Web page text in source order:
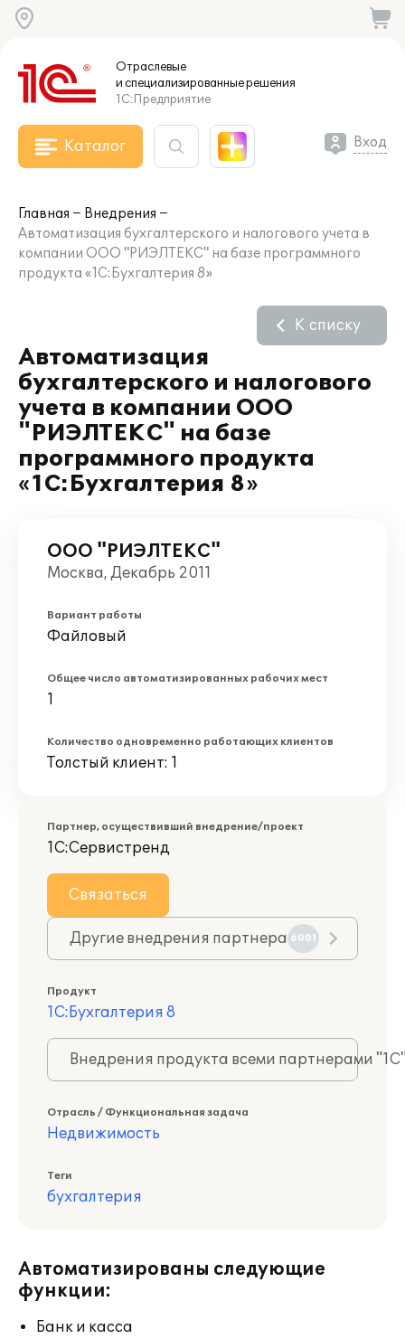
Отраслевые
и специализированныерешения
1С:Предприятие
Каталог Вход
Главная
Внедрения
Автоматизация бухгалтерского и налогового учета в
компании ООО "РИЭЛТЕКС" на базе программного
продукта «1С:Бухгалтерия 8»
Автоматизация
бухгалтерского и налогового
учета в компании ООО
"РИЭЛТЕКС" на базе
программного продукта
«1С:Бухгалтерия 8»
К списку
ООО "РИЭЛТЕКС"
Москва, Декабрь 2011
Вариант работы
Файловый
Общее число автоматизированных рабочих мест
1
Количество одновременно работающих клиентов
Толстый клиент: 1
Партнер, осуществивший внедрение/проект
1С:Сервистренд
Связаться
Другие внедрения партнера 6001
Продукт
1С:Бухгалтерия 8
Внедрения продукта всеми партнерами
Отрасль / Функциональная задача
Недвижимость
Теги
бухгалтерия
Автоматизированы следующие
функции:
Банк и касса